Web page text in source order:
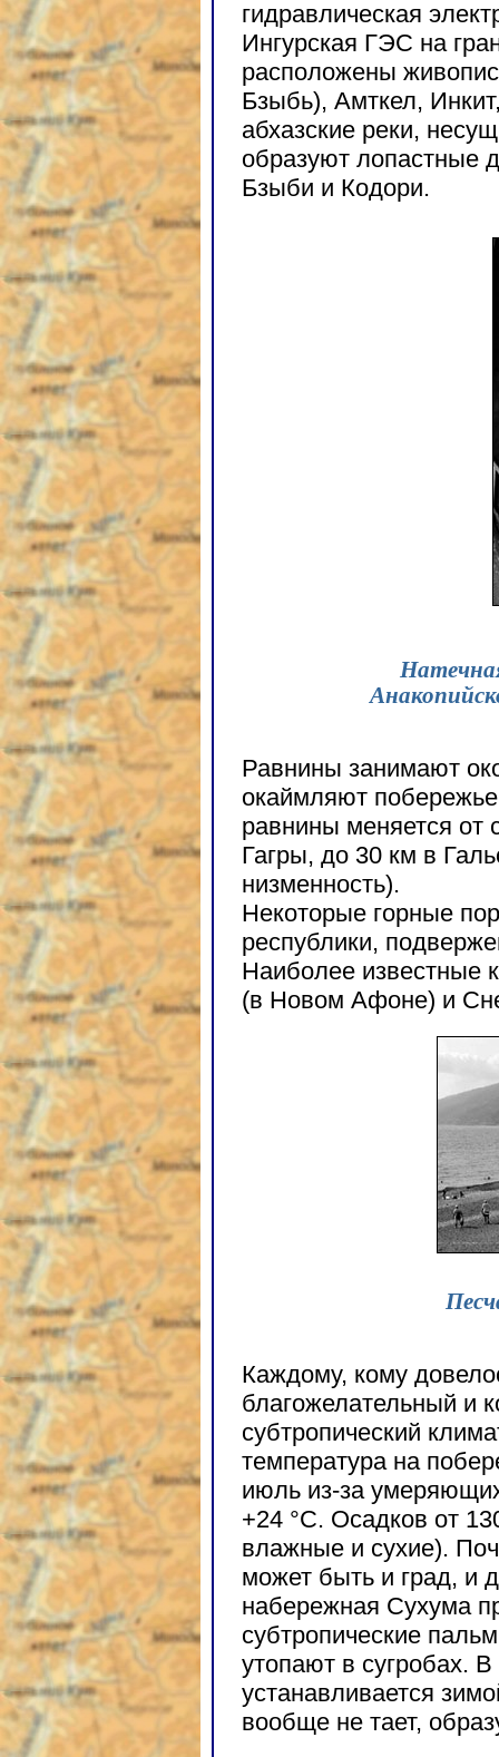
гидравлическая
Ингурская ГЭС на
расположены
Бзыбь), Амткел,
абхазские реки,
образуют лопастные
Бзыби и Кодори.
Равнины занимают
окаймляют
равнины меняется от
Гагры, до 30 км в
низменность).
Некоторые горные
республики,
Наиболее известные
(в Новом Афоне) и
Каждому, кому
благожелательный и
субтропический
температура на
июль из-за
+24 °С. Осадков от
влажные и сухие).
может быть и град, и
набережная Сухума
субтропические
утопают в сугробах.
устанавливается
вообще не тает,